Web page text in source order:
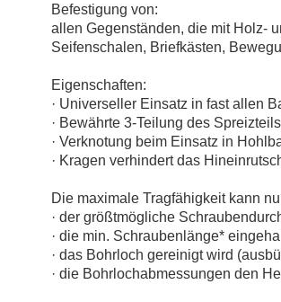
Befestigung von:
allen Gegenständen, die mit Holz-
Seifenschalen, Briefkästen,
Eigenschaften:
· Universeller Einsatz in fast allen
· Bewährte 3-Teilung des
· Verknotung beim Einsatz in
· Kragen verhindert das
Die maximale Tragfähigkeit kann
· der größtmögliche
· die min. Schraubenlänge*
· das Bohrloch gereinigt wird
· die Bohrlochabmessungen den